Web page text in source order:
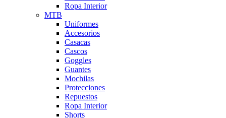
Ropa Interior
MTB
Uniformes
Accesorios
Casacas
Cascos
Goggles
Guantes
Mochilas
Protecciones
Repuestos
Ropa Interior
Shorts